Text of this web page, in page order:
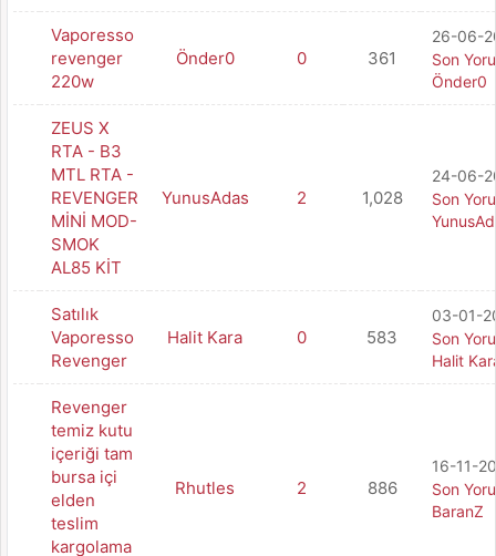
Vaporesso
revenger
220w
Önder0 0 361
26-06-
Son
Önder0
ZEUS X
RTA - B3
MTL RTA -
REVENGER
MİNİ MOD-
SMOK
AL85 KİT
YunusAdas 2 1,028
24-06-
Son
Satılık
Vaporesso
Revenger
Halit Kara 0 583
03-01-
Son
Halit
Revenger
temiz kutu
içeriği tam
bursa içi
elden
teslim
kargolama
Rhutles 2 886
16-11-
Son
BaranZ